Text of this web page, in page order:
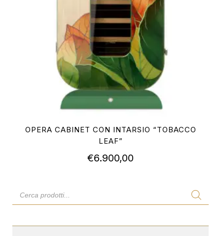
OPERA CABINET CON INTARSIO “TOBACCO
LEAF”
€6.900,00